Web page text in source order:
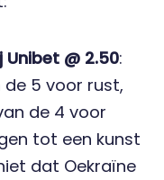
@ 2.50:
de 5 voor rust,
de 4 voor
tot een kunst
dat Oekraïne